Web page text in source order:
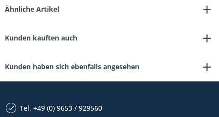
Ähnliche Artikel
Kunden kauften auch
Kunden haben sich ebenfalls angesehen
Tel. +49 (0) 9653 / 929560